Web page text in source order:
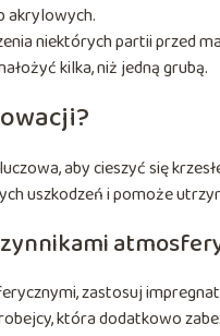
akrylowych.
niektórych partii przed
kilka, niż jedną grubą.
aby cieszyć się
uszkodzeń i pomoże
zastosuj
która dodatkowo